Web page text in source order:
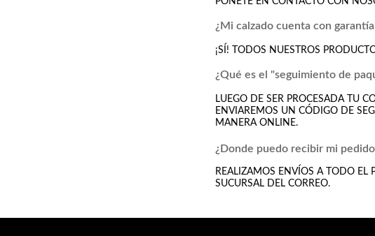
¿Mi calzado cuenta con
¡SÍ! TODOS NUESTROS
¿Qué es el "seguimiento de
LUEGO DE SER PROCESADA TU
ENVIAREMOS UN CÓDIGO DE
MANERA ONLINE.
¿Donde puedo recibir mi
REALIZAMOS ENVÍOS A TODO EL
SUCURSAL DEL CORREO.